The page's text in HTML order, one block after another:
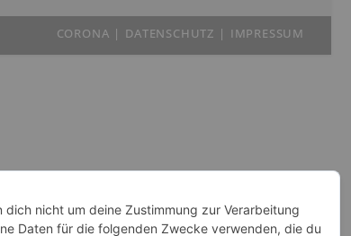
CORONA DATENSCHUTZ IMPRESSUM